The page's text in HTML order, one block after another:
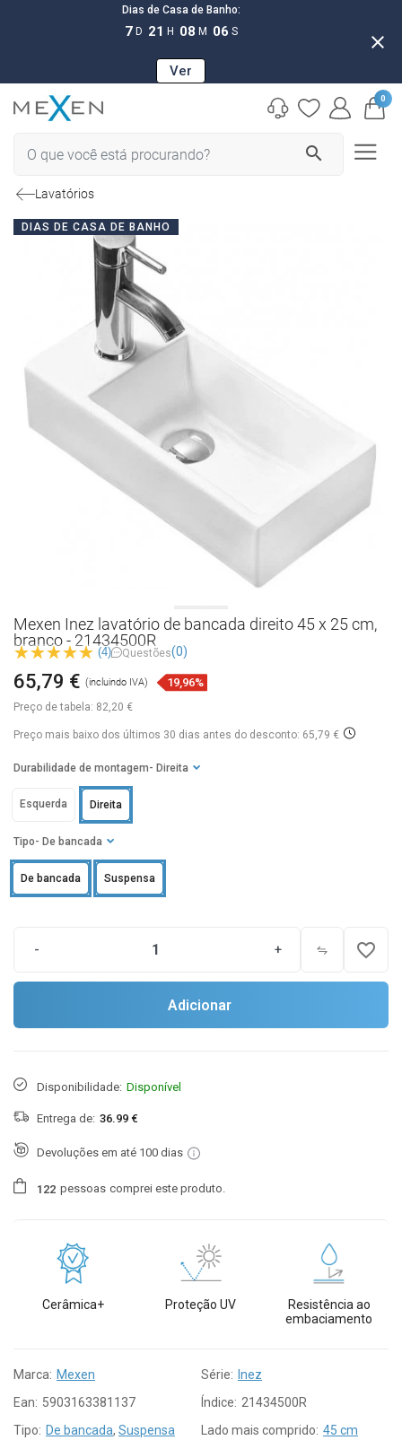
Dias de Casa de Banho:
7 D 21 H 08 M 05 S
Ver
close
search
0
Lavatórios
DIAS DE CASA DE BANHO
Mexen Inez lavatório de bancada direito 45 x 25 cm,
branco - 21434500R
(4) Questões(0)
Preço de tabela: 82,20 €
65,79 € (incluindo IVA) 19,96%
Preço mais baixo dos últimos 30 dias antes do desconto: 65,79 €
Tipo - De bancada
Suspensa
De bancada
Durabilidade de montagem - Direita
Direita
Esquerda
- + favorite_border
Adicionar
Disponibilidade: Disponível
Entrega de: 36.99 €
Devoluções em até 100 dias
1 22 pessoas comprei este produto.
Cerâmica+ Proteção UV
Resistência ao
embaciamento
Marca: Mexen Série: Inez
Ean: 5903163381137 Índice: 21434500R
Tipo: De bancada, Suspensa Lado mais comprido: 45 cm